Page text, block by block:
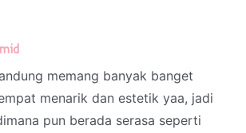
memang banyak banget
menarik dan estetik yaa, jadi
pun berada serasa seperti